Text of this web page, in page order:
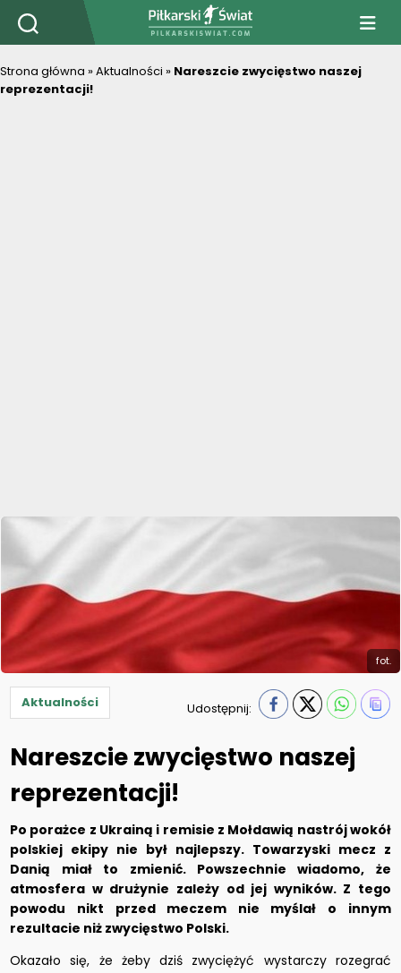
PiłkarskiSwiat.com
Strona główna »Aktualności » Nareszcie zwycięstwo naszej
reprezentacji!
fot.
Aktualności Udostępnij:
Nareszcie zwycięstwo naszej
reprezentacji!
Po porażce z Ukrainą i remisie z Mołdawią nastrój wokół
polskiej ekipy nie był najlepszy. Towarzyski mecz z
Danią miał to zmienić. Powszechnie wiadomo, że
atmosfera w drużynie zależy od jej wyników. Z tego
powodu nikt przed meczem nie myślał o innym
rezultacie niż zwycięstwo Polski.
Okazało się, że żeby dziś zwyciężyć wystarczy rozegrać